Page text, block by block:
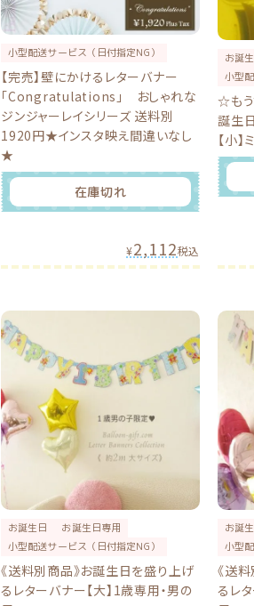
小型配送サービス（日付指定NG）
【完売】壁にかけるレターバナー
「Congratulations」 おしゃれな
ジンジャーレイシリーズ 送料別
1920円★インスタ映え間違いなし
★
在庫切れ
¥2,112税込
お誕
小型
☆もう
誕生
【小】
お誕生日
お誕生日専用
小型配送サービス（日付指定NG）
《送料別商品》お誕生日を盛り上げ
るレターバナー【大】1歳専用・男の
お誕
小型
《送
るレ